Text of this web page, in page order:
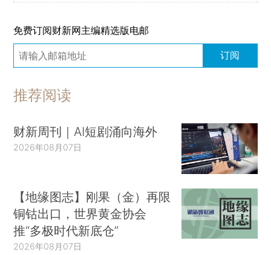
免费订阅财新网主编精选版电邮
订阅
推荐阅读
财新周刊｜AI短剧涌向海外
2026年08月07日
【地缘图志】刚果（金）再限
铜钴出口，世界黄金协会
推“多极时代新底仓”
2026年08月07日